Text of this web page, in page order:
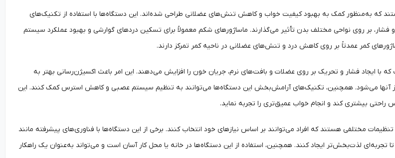
که به‌منظور کمک به بهبود کیفیت خواب و کاهش تنش‌های عضلانی طراحی شده‌اند. این دستگاه‌ها با استفاده از تکنیک‌های
فشار، بر روی نواحی مختلف بدن تأثیر می‌گذارند. ماساژورهای شکم معمولاً برای تسکین دردهای گوارشی و بهبود عملکرد سیستم
کمر عمدتاً بر روی کاهش درد و تنش‌های عضلانی در ناحیه کمر تمرکز دارند.
با ایجاد فشار و تحریک بر روی عضلات و بافت‌های نرم، جریان خون را افزایش می‌دهند. این امر باعث اکسیژن‌رسانی بهتر به
آنها می‌شود. همچنین، تکنیک‌های آرامش‌بخش این دستگاه‌ها می‌توانند به تنظیم سیستم عصبی و کاهش استرس کمک کنند. این
بیشتری کند و انجام خواب عمیق‌تری را تجربه نماید.
مختلفی هستند که افراد می‌توانند بر اساس نیازهای خود انتخاب کنند. برخی از این دستگاه‌ها با فناوری‌های پیشرفته مانند
تجربه‌ای لذت‌بخش‌تر ایجاد کنند. همچنین، استفاده از این دستگاه‌ها در خانه یا محل کار آسان است و می‌تواند به‌عنوان یک راهکار